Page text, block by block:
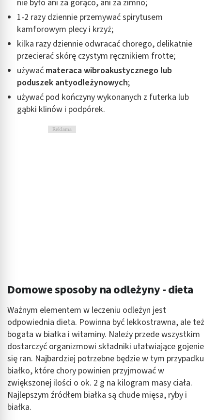
nie było ani za gorąco, ani za zimno;
1-2 razy dziennie przemywać spirytusem
kamforowym plecy i krzyż;
kilka razy dziennie odwracać chorego, delikatnie
przecierać skórę czystym ręcznikiem frotte;
używać materaca wibroakustycznego lub
poduszek antyodleżynowych;
używać pod kończyny wykonanych z futerka lub
gąbki klinów i podpórek.
Reklama
Domowe sposoby na odleżyny - dieta
Ważnym elementem w leczeniu odleżyn jest
odpowiednia dieta. Powinna być lekkostrawna, ale też
bogata w białka i witaminy. Należy przede wszystkim
dostarczyć organizmowi składniki ułatwiające gojenie
się ran. Najbardziej potrzebne będzie w tym przypadku
białko, które chory powinien przyjmować w
zwiększonej ilości o ok. 2 g na kilogram masy ciała.
Najlepszym źródłem białka są chude mięsa, ryby i
białka.